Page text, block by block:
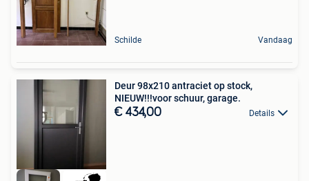
Schilde Vandaag
Deur 98x210 antraciet op stock,
NIEUW!!!voor schuur, garage.
€ 434,00 Details